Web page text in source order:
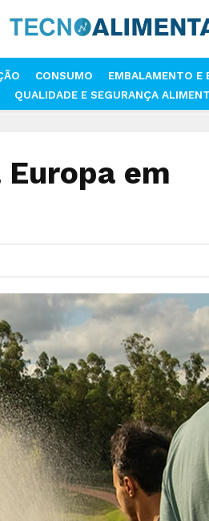
CONSUMO
EMBALAMENTO E
QUALIDADE E SEGURANÇA
EM DEBATE A 11 DE JUNHO
em